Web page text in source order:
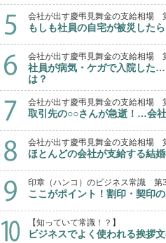
会社が出す慶弔見舞金の支給相場
もしも社員の自宅が被災した
会社が出す慶弔見舞金の支給相場
社員が病気・ケガで入院した
は？
会社が出す慶弔見舞金の支給相場
取引先の○○さんが急逝！…会
会社が出す慶弔見舞金の支給相場
ほとんどの会社が支給する結
印章（ハンコ）のビジネス常識 第
ここがポイント！割印・契印
【知っていて常識！？】
ビジネスでよく使われる挨拶